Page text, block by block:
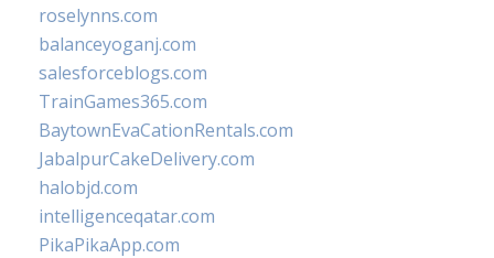
roselynns.com
balanceyoganj.com
salesforceblogs.com
TrainGames365.com
BaytownEvaCationRentals.com
JabalpurCakeDelivery.com
halobjd.com
intelligenceqatar.com
PikaPikaApp.com